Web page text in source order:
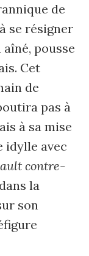
de
se résigner
pousse
Cet
de
pas à
à sa mise
idylle avec
contre-
la
son